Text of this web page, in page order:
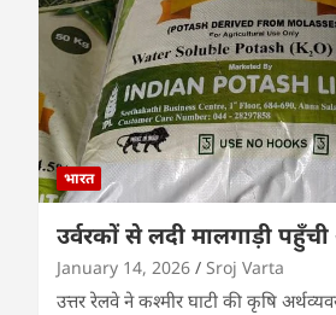
भारत
उर्वरकों से लदी मालगाड़ी
January 14, 2026 Sroj Varta
उत्तर रेलवे ने कश्मीर घाटी की कृषि